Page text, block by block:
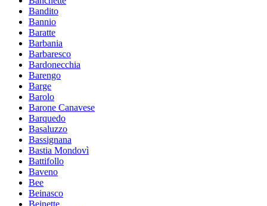
Bandito
Bannio
Baratte
Barbania
Barbaresco
Bardonecchia
Barengo
Barge
Barolo
Barone Canavese
Barquedo
Basaluzzo
Bassignana
Bastia Mondovì
Battifollo
Baveno
Bee
Beinasco
Beinette